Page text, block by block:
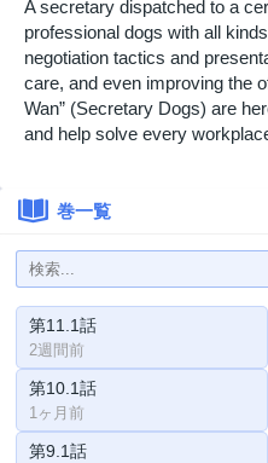
A secretary dispatched to a
professional dogs with all
negotiation tactics and
care, and even improving the
Wan” (Secretary Dogs) are
and help solve every
巻一覧
第11.1話
2週間前
第10.1話
1ヶ月前
第9.1話